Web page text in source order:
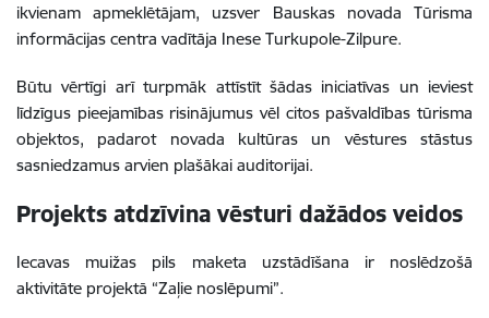
ikvienam apmeklētājam, uzsver Bauskas novada Tūrisma
informācijas centra vadītāja Inese Turkupole-Zilpure.
Būtu vērtīgi arī turpmāk attīstīt šādas iniciatīvas un ieviest
līdzīgus pieejamības risinājumus vēl citos pašvaldības tūrisma
objektos, padarot novada kultūras un vēstures stāstus
sasniedzamus arvien plašākai auditorijai.
Projekts atdzīvina vēsturi dažādos veidos
Iecavas muižas pils maketa uzstādīšana ir noslēdzošā
aktivitāte projektā “Zaļie noslēpumi”.